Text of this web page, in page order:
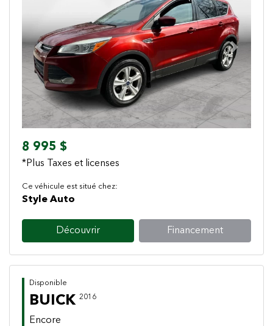
Previous Next
8 995 $
*Plus Taxes et licenses
Ce véhicule est situé chez:
Style Auto
Découvrir Financement
Disponible
BUICK 2016
Encore